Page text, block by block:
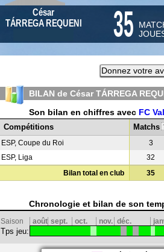
César
TÁRREGA REQUENI
35
Donnez votre
BILAN de César TÁRREGA
Son bilan en chiffres avec FC
Compétitions
Matchs
ESP, Coupe du Roi 3
ESP, Liga
32
Bilan total en club
35
Chronologie et bilan de son
Saison août sept. oct. nov. déc.
Tps jeu: